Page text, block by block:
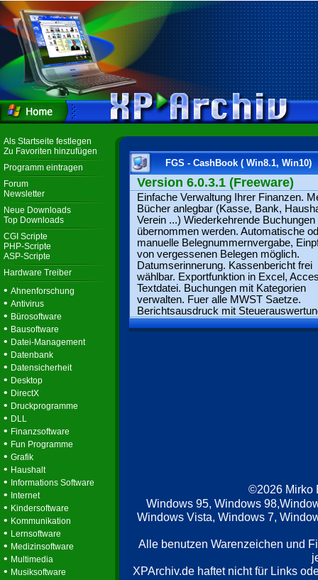
Als Startseite festlegen
Zu Favoriten hinzufügen
Programm eintragen
Forum
Newsletter
Neue Downloads
Top Downloads
CGI Scripte
PHP-Scripte
ASP-Scripte
Hardware Treiber
• Ahnenforschung
• Antivirus
• Bürosoftware
• Bausoftware
• Datei-Management
• Datenbank
• Datensicherheit
• Desktop
• DirectX
• Druckprogramme
• DLL
• Finanzsoftware
• Fun Programme
• Grafik
• Haushalt
• Informations Software
• Internet
• Kindersoftware
• Kommunikation
• Lernsoftware
• Medizinsoftware
• Multimedia
• Musiksoftware
FGS - CashBook ( Win8.1, Win10)
Version 6.0.3.1 (Freeware)
Einfache Verwaltung Ihrer Finanzen.
Bücher anlegbar (Kasse, Bank,
Verein ...) Wiederkehrende Buchungen
übernommen werden. Automatische
manuelle Belegnummernvergabe,
von vergessenen Belegen möglich.
Datumserinnerung. Kassenbericht frei
wählbar. Exportfunktion in Excel,
Textdatei. Buchungen mit Kategorien
verwalten. Fuer alle MWST Saetze.
Berichtsausdruck mit
©2026 Mirko
Windows 95, Windows
Windows Vista, Windows 7,
Alle benutzen Warenzeichen und
XPArchiv.de haftet nicht für Links